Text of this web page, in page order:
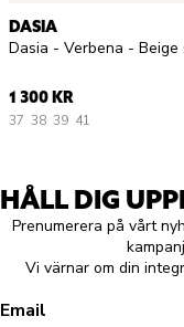
DASIA
1 300 KR
37 38 39 41
HÅLL DIG
Prenumerera på vårt
Vi värnar om din
Email